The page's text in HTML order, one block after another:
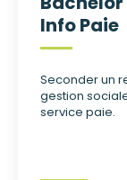
Info Paie
Seconder un
gestion
service paie.